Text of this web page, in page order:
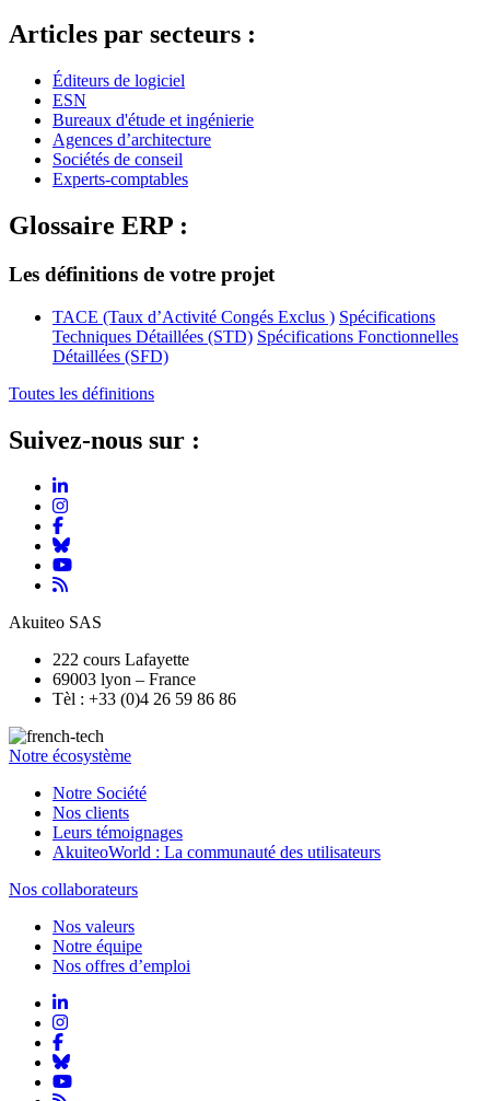
Articles par secteurs :
Éditeurs de logiciel
ESN
Bureaux d'étude et ingénierie
Agences d’architecture
Sociétés de conseil
Experts-comptables
Glossaire ERP :
Les définitions de votre projet
TACE (Taux d’Activité Congés Exclus ) Spécifications
Techniques Détaillées (STD) Spécifications Fonctionnelles
Détaillées (SFD)
Toutes les définitions
Suivez-nous sur :
Akuiteo SAS
222 cours Lafayette
69003 lyon – France
Tèl : +33 (0)4 26 59 86 86
Notre écosystème
Notre Société
Nos clients
Leurs témoignages
AkuiteoWorld : La communauté des utilisateurs
Nos collaborateurs
Nos valeurs
Notre équipe
Nos offres d’emploi